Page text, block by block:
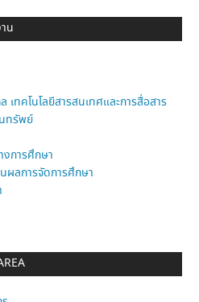
น
เทคโนโลยีสารสนเทศและการสื่อสาร
ทรัพย์
การศึกษา
ผลการจัดการศึกษา